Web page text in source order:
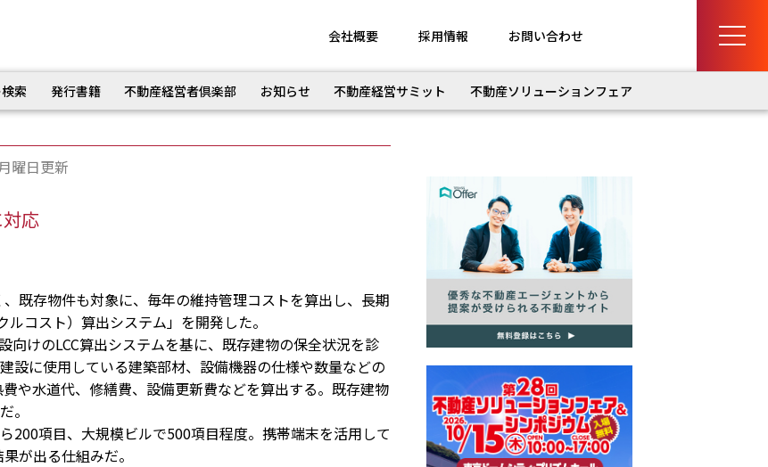
会社概要 採用情報 お問い合わせ
索 発行書籍 不動産経営者倶楽部 お知らせ 不動産経営サミット 不動産ソリューションフェア
曜日更新
応
既存物件も対象に、毎年の維持管理コストを算出し、長期
コスト）算出システム」を開発した。
けのLCC算出システムを基に、既存建物の保全状況を診
設に使用している建築部材、設備機器の仕様や数量などの
や水道代、修繕費、設備更新費などを算出する。既存建物
。
200項目、大規模ビルで500項目程度。携帯端末を活用して
が出る仕組みだ。